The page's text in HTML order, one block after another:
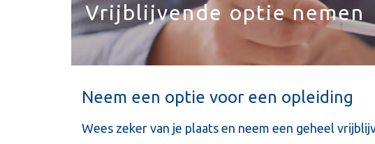
Vrijblijvende optie nemen
Neem een optie voor een opleiding
Wees zeker van je plaats en neem een geheel